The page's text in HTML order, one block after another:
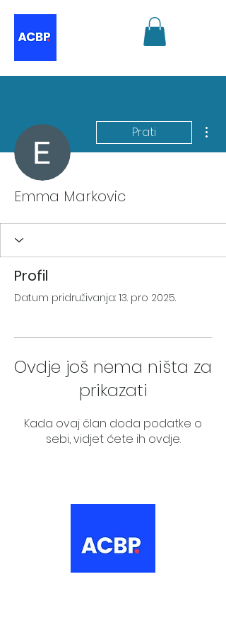
Prati
Emma Markovic
Profil
Datum pridruživanja: 13. pro 2025.
Ovdje još nema ništa za
prikazati
Kada ovaj član doda podatke o
sebi, vidjet ćete ih ovdje.